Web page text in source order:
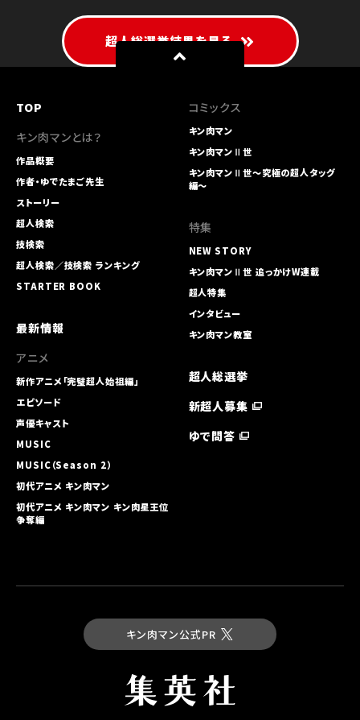
超人総選挙結果を見る
TOP
キン肉マンとは？
作品概要
作者・ゆでたまご先生
ストーリー
超人検索
技検索
超人検索／技検索 ランキング
STARTER BOOK
最新情報
アニメ
新作アニメ「完璧超人始祖編」
エピソード
声優キャスト
MUSIC
MUSIC（Season 2）
初代アニメ キン⾁マン
初代アニメ キン⾁マン キン⾁星王位
争奪編
コミックス
キン肉マン
キン肉マンⅡ世
キン肉マンⅡ世～究極の超人タッグ
編～
特集
NEW STORY
キン肉マンⅡ世 追っかけW連載
超人特集
インタビュー
キン肉マン教室
超人総選挙
新超人募集
ゆで問答
キン肉マン公式PR